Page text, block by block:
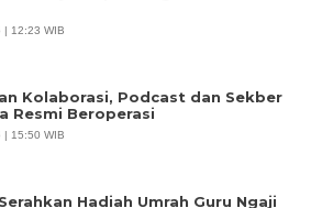
| 12:23 WIB
Kolaborasi, Podcast dan Sekber
Resmi Beroperasi
| 15:50 WIB
Hadiah Umrah Guru Ngaji